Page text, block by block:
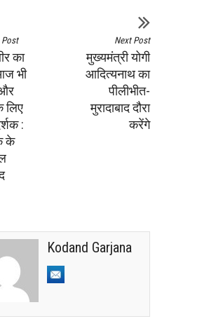
Post
का
भी
लिए
:
के
Next Post
मुख्यमंत्री योगी
आदित्यनाथ का
पीलीभीत-
मुरादाबाद दौरा
करेंगे
Kodand Garjana